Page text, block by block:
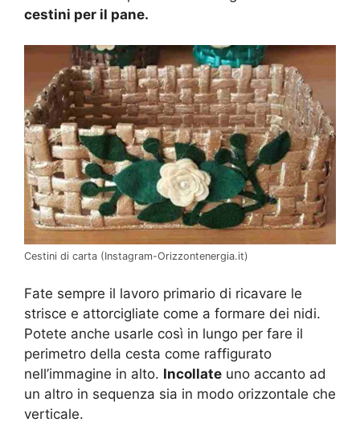
cestini per il pane.
Cestini di carta (Instagram-Orizzontenergia.it)
Fate sempre il lavoro primario di ricavare le
strisce e attorcigliate come a formare dei nidi.
Potete anche usarle così in lungo per fare il
perimetro della cesta come raffigurato
nell’immagine in alto. Incollate uno accanto ad
un altro in sequenza sia in modo orizzontale che
verticale.